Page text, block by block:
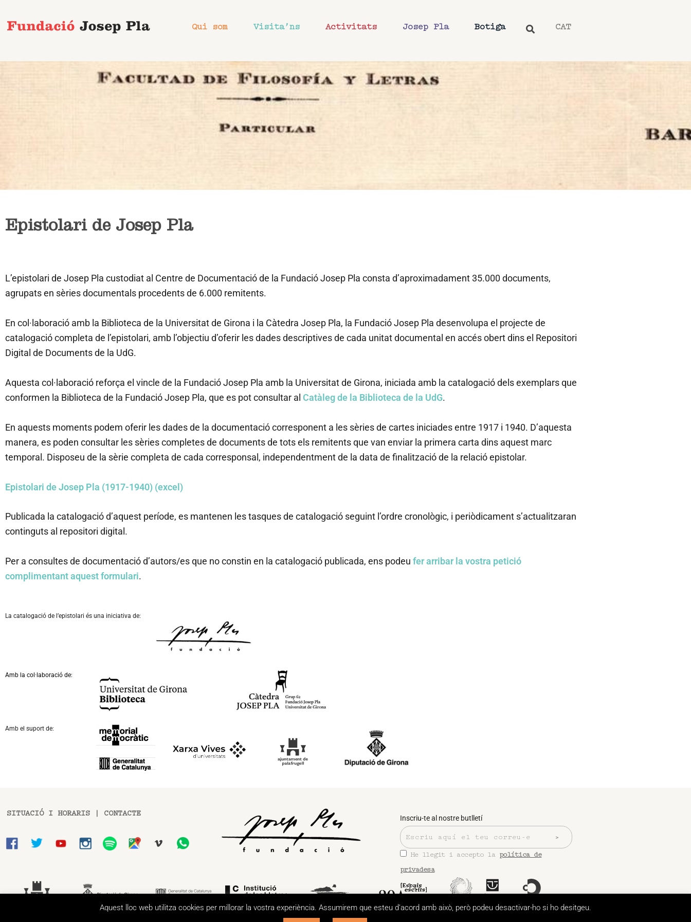
Qui som Visita’ns Activitats Josep Pla Botiga CAT
Epistolari de Josep Pla
L’epistolari de Josep Pla custodiat al Centre de Documentació de la Fundació Josep Pla consta d’aproximadament 35.000 documents,
agrupats en sèries documentals procedents de 6.000 remitents.
En col·laboració amb la Biblioteca de la Universitat de Girona i la Càtedra Josep Pla, la Fundació Josep Pla desenvolupa el projecte de
catalogació completa de l’epistolari, amb l’objectiu d’oferir les dades descriptives de cada unitat documental en accés obert dins el Repositori
Digital de Documents de la UdG.
Aquesta col·laboració reforça el vincle de la Fundació Josep Pla amb la Universitat de Girona, iniciada amb la catalogació dels exemplars que
conformen la Biblioteca de la Fundació Josep Pla, que es pot consultar al Catàleg de la Biblioteca de la UdG.
En aquests moments podem oferir les dades de la documentació corresponent a les sèries de cartes iniciades entre 1917 i 1940. D’aquesta
manera, es poden consultar les sèries completes de documents de tots els remitents que van enviar la primera carta dins aquest marc
temporal. Disposeu de la sèrie completa de cada corresponsal, independentment de la data de finalització de la relació epistolar.
Epistolari de Josep Pla (1917-1940) (excel)
Publicada la catalogació d’aquest període, es mantenen les tasques de catalogació seguint l’ordre cronològic, i periòdicament s’actualitzaran
continguts al repositori digital.
Per a consultes de documentació d’autors/es que no constin en la catalogació publicada, ens podeu fer arribar la vostra petició
complimentant aquest formulari.
La catalogació de l’epistolari és una iniciativa de:
Amb la col·laboració de:
Amb el suport de:
SITUACIÓ I HORARIS CONTACTE Inscriu-te al nostre butlletí
He llegit i accepto la política de
privadesa
Aquest lloc web utilitza cookies per millorar la vostra experiència. Assumirem que esteu d’acord amb això, però podeu desactivar-ho si ho desitgeu.